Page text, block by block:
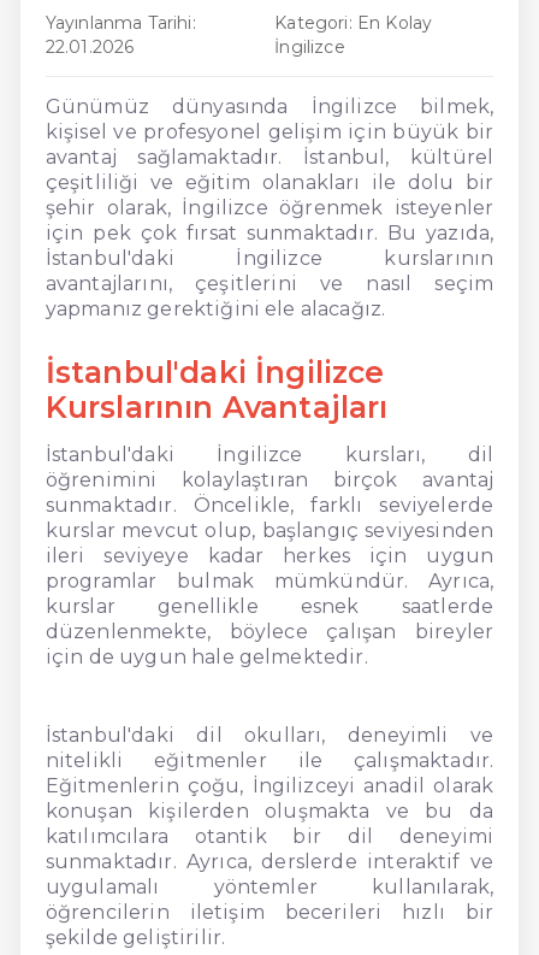
Yayınlanma Tarihi:
22.01.2026
Kategori: En Kolay
İngilizce
Günümüz dünyasında İngilizce bilmek,
kişisel ve profesyonel gelişim için büyük bir
avantaj sağlamaktadır. İstanbul, kültürel
çeşitliliği ve eğitim olanakları ile dolu bir
şehir olarak, İngilizce öğrenmek isteyenler
için pek çok fırsat sunmaktadır. Bu yazıda,
İstanbul'daki İngilizce kurslarının
avantajlarını, çeşitlerini ve nasıl seçim
yapmanız gerektiğini ele alacağız.
İstanbul'daki İngilizce
Kurslarının Avantajları
İstanbul'daki İngilizce kursları, dil
öğrenimini kolaylaştıran birçok avantaj
sunmaktadır. Öncelikle, farklı seviyelerde
kurslar mevcut olup, başlangıç seviyesinden
ileri seviyeye kadar herkes için uygun
programlar bulmak mümkündür. Ayrıca,
kurslar genellikle esnek saatlerde
düzenlenmekte, böylece çalışan bireyler
için de uygun hale gelmektedir.
İstanbul'daki dil okulları, deneyimli ve
nitelikli eğitmenler ile çalışmaktadır.
Eğitmenlerin çoğu, İngilizceyi anadil olarak
konuşan kişilerden oluşmakta ve bu da
katılımcılara otantik bir dil deneyimi
sunmaktadır. Ayrıca, derslerde interaktif ve
uygulamalı yöntemler kullanılarak,
öğrencilerin iletişim becerileri hızlı bir
şekilde geliştirilir.